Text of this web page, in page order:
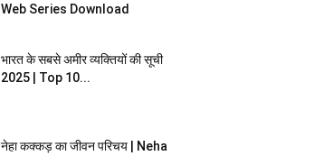
Web Series Download
भारत के सबसे अमीर व्यक्तियों की सूची
2025 | Top 10...
नेहा कक्कड़ का जीवन परिचय | Neha